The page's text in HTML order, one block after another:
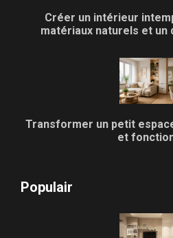
Créer un intérieur
matériaux naturels et un
Transformer un petit
et
Populair